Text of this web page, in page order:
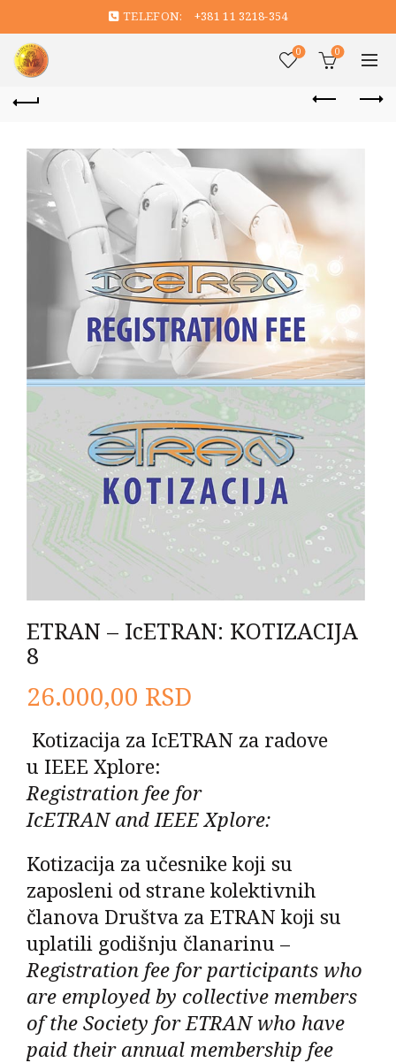
TELEFON: +381 11 3218-354
0 0
ETRAN – IcETRAN: KOTIZACIJA
8
26.000,00 RSD
Kotizacija za IcETRAN za radove
u IEEE Xplore:
Registration fee for
IcETRANand IEEE Xplore:
Kotizacija za učesnike koji su
zaposleni od strane kolektivnih
članova Društva za ETRAN koji su
uplatili godišnju članarinu –
Registration fee for participants who
are employed by collective members
of the Society for ETRAN who have
paid their annual membership fee